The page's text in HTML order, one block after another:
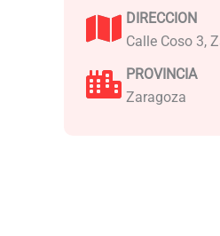
DIRECCION
Calle Coso 3,
PROVINCIA
Zaragoza